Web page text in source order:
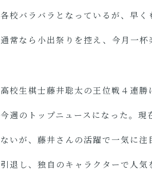
各校バラバラとなっているが、早
通常なら小出祭りを控え、今月一
高校生棋士藤井聡太の王位戦４連
今週のトップニュースになった。
ないが、藤井さんの活躍で一気に
引退し、独自のキャラクターで人気